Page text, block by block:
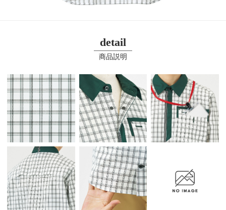
detail
商品説明